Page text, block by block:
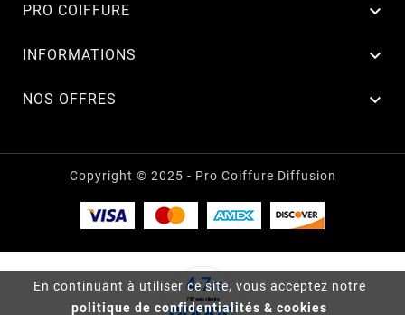
En continuant à utiliser ce site, vous acceptez notre
politique de confidentialités & cookies
PRO COIFFURE 
INFORMATIONS 
NOS OFFRES 
Copyright © 2025 - Pro Coiffure Diffusion